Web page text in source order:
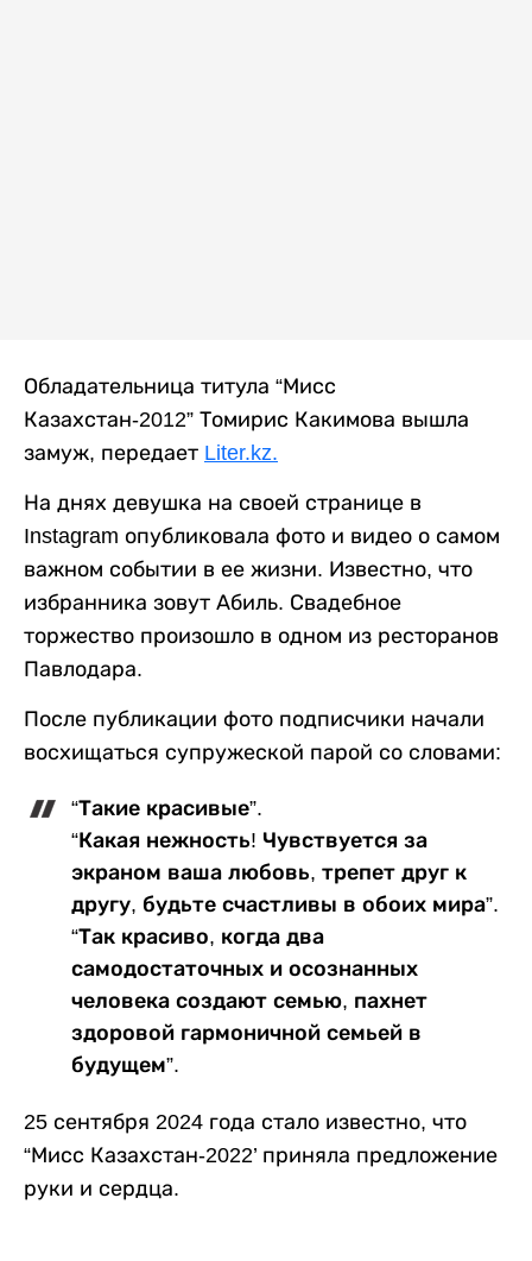
Обладательница титула “Мисс
Казахстан-2012” Томирис Какимова вышла
замуж, передает Liter.kz.
На днях девушка на своей странице в
Instagram опубликовала фото и видео о самом
важном событии в ее жизни. Известно, что
избранника зовут Абиль. Свадебное
торжество произошло в одном из ресторанов
Павлодара.
После публикации фото подписчики начали
восхищаться супружеской парой со словами:
“Такие красивые”.
“Какая нежность! Чувствуется за
экраном ваша любовь, трепет друг к
другу, будьте счастливы в обоих мира”.
“Так красиво, когда два
самодостаточных и осознанных
человека создают семью, пахнет
здоровой гармоничной семьей в
будущем”.
25 сентября 2024 года стало известно, что
“Мисс Казахстан-2022’ приняла предложение
руки и сердца.